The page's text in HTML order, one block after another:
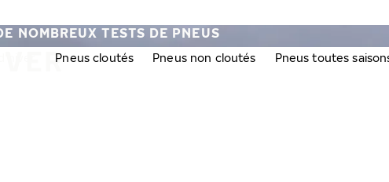
NOMBREUX TESTS DE PNEUS
Pneus cloutés Pneus non cloutés Pneus toutes